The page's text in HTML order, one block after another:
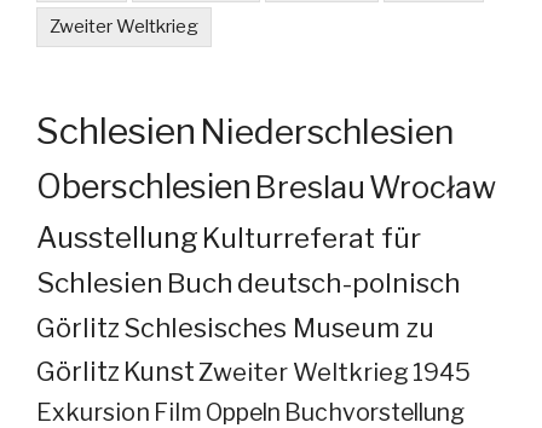
Zweiter Weltkrieg
Schlesien Niederschlesien
Oberschlesien Breslau Wrocław
Ausstellung Kulturreferat für
Schlesien Buch deutsch-polnisch
GörlitzSchlesisches Museum zu
Görlitz KunstZweiter Weltkrieg 1945
Exkursion Film Oppeln Buchvorstellung